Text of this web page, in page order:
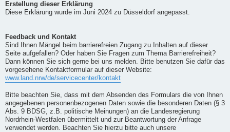
Erstellung dieser Erklärung
Diese Erklärung wurde im Juni 2024 zu Düsseldorf angepasst.
Feedback und Kontakt
Sind Ihnen Mängel beim barrierefreien Zugang zu Inhalten auf dieser
Seite aufgefallen? Oder haben Sie Fragen zum Thema Barrierefreiheit?
Dann können Sie sich gerne bei uns melden. Bitte benutzen Sie dafür das
vorgesehene Kontaktformular auf dieser Website:
www.land.nrw/de/servicecenter/kontakt
Bitte beachten Sie, dass mit dem Absenden des Formulars die von Ihnen
angegebenen personenbezogenen Daten sowie die besonderen Daten (§ 3
Abs. 9 BDSG, z.B. politische Meinungen) an die Landesregierung
Nordrhein-Westfalen übermittelt und zur Beantwortung der Anfrage
verwendet werden. Beachten Sie hierzu bitte auch unsere